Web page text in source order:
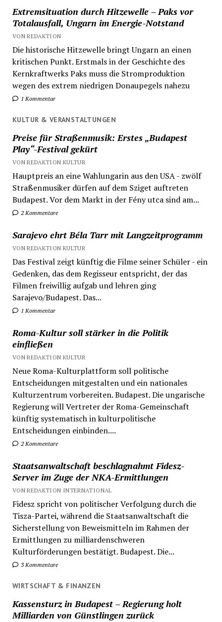
Extremsituation durch Hitzewelle – Paks vor
Totalausfall, Ungarn im Energie-Notstand
VON REDAKTION
Die historische Hitzewelle bringt Ungarn an einen
kritischen Punkt. Erstmals in der Geschichte des
Kernkraftwerks Paks muss die Stromproduktion
wegen des extrem niedrigen Donaupegels nahezu
1 Kommentar
KULTUR & VERANSTALTUNGEN
Preise für Straßenmusik: Erstes „Budapest
Play“-Festival gekürt
VON REDAKTION KULTUR
Hauptpreis an eine Wahlungarin aus den USA - zwölf
Straßenmusiker dürfen auf dem Sziget auftreten
Budapest. Vor dem Markt in der Fény utca sind am...
2 Kommentare
Sarajevo ehrt Béla Tarr mit Langzeitprogramm
VON REDAKTION KULTUR
Das Festival zeigt künftig die Filme seiner Schüler - ein
Gedenken, das dem Regisseur entspricht, der das
Filmen freiwillig aufgab und lehren ging
Sarajevo/Budapest. Das...
1 Kommentar
Roma-Kultur soll stärker in die Politik
einfließen
VON REDAKTION KULTUR
Neue Roma-Kulturplattform soll politische
Entscheidungen mitgestalten und ein nationales
Kulturzentrum vorbereiten. Budapest. Die ungarische
Regierung will Vertreter der Roma-Gemeinschaft
künftig systematisch in kulturpolitische
Entscheidungen einbinden....
2 Kommentare
Staatsanwaltschaft beschlagnahmt Fidesz-
Server im Zuge der NKA-Ermittlungen
VON REDAKTION INTERNATIONAL
Fidesz spricht von politischer Verfolgung durch die
Tisza-Partei, während die Staatsanwaltschaft die
Sicherstellung von Beweismitteln im Rahmen der
Ermittlungen zu milliardenschweren
Kulturförderungen bestätigt. Budapest. Die...
3 Kommentare
WIRTSCHAFT & FINANZEN
Kassensturz in Budapest – Regierung holt
Milliarden von Günstlingen zurück